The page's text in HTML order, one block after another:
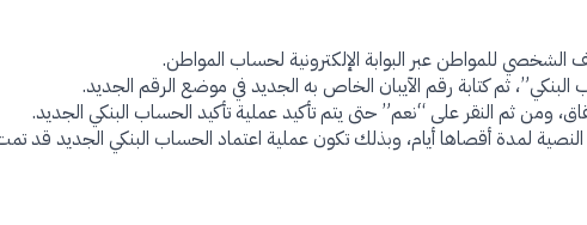
الشخصي للمواطن عبر البوابة الإلكترونية لحساب المواطن.
البنكي”، ثم كتابة رقم الآيبان الخاص به الجديد في موضع الرقم الجديد.
ومن ثم النقر على “نعم” حتى يتم تأكيد عملية تأكيد الحساب البنكي الجديد.
لمدة أقصاها أيام، وبذلك تكون عملية اعتماد الحساب البنكي الجديد قد